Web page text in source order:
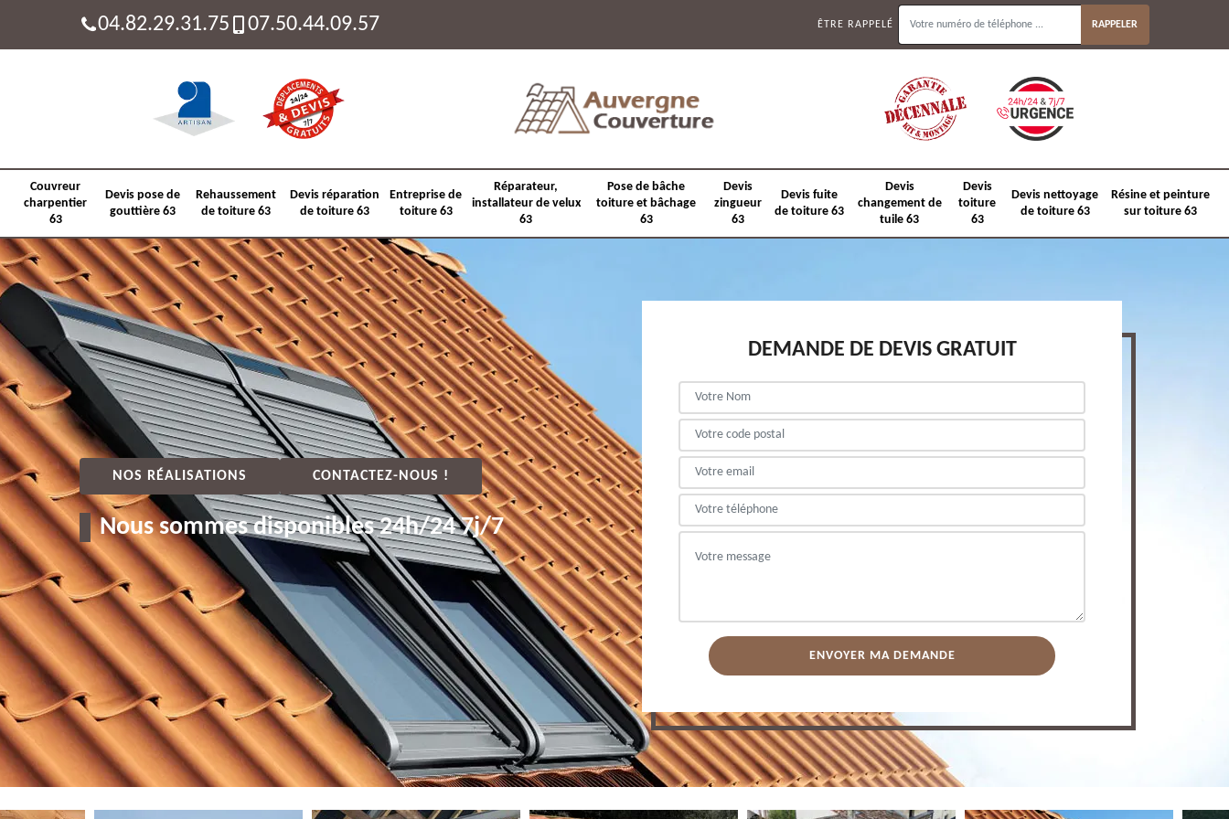
04.82.29.31.75 07.50.44.09.57 ÊTRE RAPPELÉ
Couvreur
charpentier
63
Devis pose de
gouttière 63
Rehaussement
de toiture 63
Devis réparation
de toiture 63
Entreprise de
toiture 63
Réparateur,
installateur de velux
63
Pose de bâche
toiture et bâchage
63
Devis
zingueur
63
Devis fuite
de toiture 63
Devis
changement de
tuile 63
Devis
toiture
63
Devis nettoyage
de toiture 63
Résine et peinture
sur toiture 63
NOS RÉALISATIONS CONTACTEZ-NOUS !
Nous sommes disponibles 24h/24 7j/7
DEMANDE DE DEVIS GRATUIT